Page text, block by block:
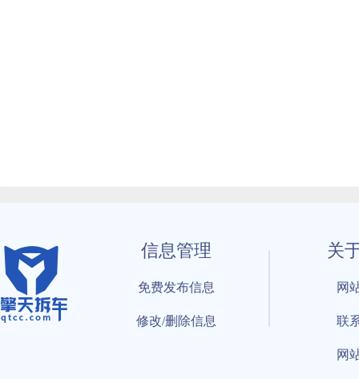
信息管理
免费发布信息
修改/删除信息
关
网
联
网